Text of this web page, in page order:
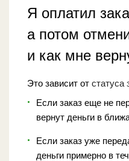
Я оплатил
а потом
и как мне
Это зависит от статуса
Если заказ еще не
вернут деньги в
Если заказ уже
деньги примерно в